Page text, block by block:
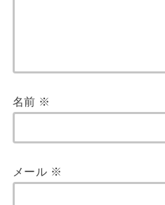
名前 ※
メール ※